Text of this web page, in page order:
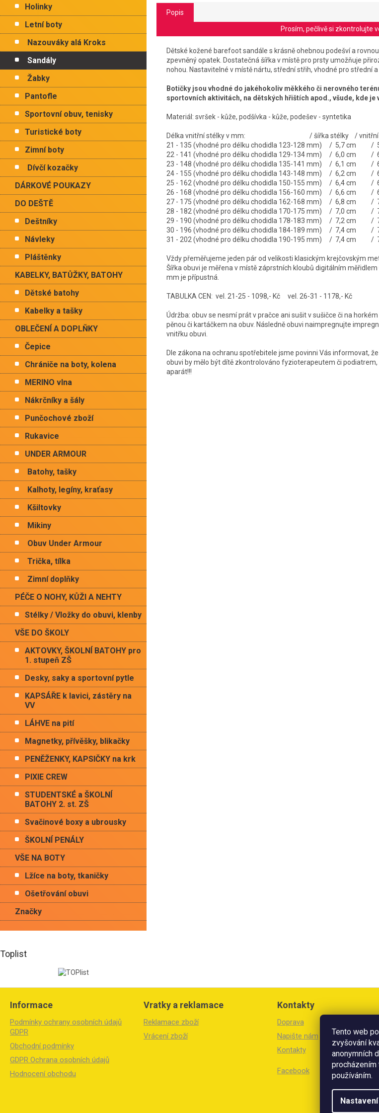
Tento web
zvyšování
anonymních
procházením
používáním.
Nastavení
Holinky
Letní boty
Nazouváky alá Kroks
Sandály
Žabky
Pantofle
Sportovní obuv, tenisky
Turistické boty
Zimní boty
Dívčí kozačky
DÁRKOVÉ POUKAZY
DO DEŠTĚ
Deštníky
Návleky
Pláštěnky
KABELKY, BATŮŽKY, BATOHY
Dětské batohy
Kabelky a tašky
OBLEČENÍ A DOPLŇKY
Čepice
Chrániče na boty, kolena
MERINO vlna
Nákrčníky a šály
Punčochové zboží
Rukavice
UNDER ARMOUR
Batohy, tašky
Kalhoty, legíny, kraťasy
Kšiltovky
Mikiny
Obuv Under Armour
Trička, tílka
Zimní doplňky
PÉČE O NOHY, KŮŽI A NEHTY
Stélky / Vložky do obuvi, klenby
VŠE DO ŠKOLY
AKTOVKY, ŠKOLNÍ BATOHY pro
1. stupeň ZŠ
Desky, saky a sportovní pytle
KAPSÁŘE k lavici, zástěry na
VV
LÁHVE na pití
Magnetky, přívěšky, blikačky
PENĚŽENKY, KAPSIČKY na krk
PIXIE CREW
STUDENTSKÉ a ŠKOLNÍ
BATOHY 2. st. ZŠ
Svačinové boxy a ubrousky
ŠKOLNÍ PENÁLY
VŠE NA BOTY
Lžíce na boty, tkaničky
Ošetřování obuvi
Značky
Toplist
Popis
Prosím, pečlivě si zkontrolujte
Dětské kožené barefoot sandále s krásně ohebnou podešví a
zpevněný opatek. Dostatečná šířka v místě pro prstyumožňuje
nohou. Nastavitelné v místě nártu, střední střih, vhodné pro střední a
Botičky jsou vhodné do jakéhokoliv měkkého či nerovného
sportovních aktivitách, na dětských hřištích apod., všude, kde je
Materiál: svršek - kůže, podšívka - kůže, podešev - syntetika
Délka vnitřní stélky v mm: / šířka stélky / vnitřní
21 - 135 (vhodné pro délku chodidla 123-128 mm) / 5,7 cm /
22 - 141 (vhodné pro délku chodidla 129-134 mm) / 6,0 cm /
23 - 148 (vhodné pro délku chodidla 135-141 mm) / 6,1 cm /
24 - 155 (vhodné pro délku chodidla 143-148 mm) / 6,2 cm /
25 - 162 (vhodné pro délku chodidla 150-155 mm) / 6,4 cm /
26 - 168 (vhodné pro délku chodidla 156-160 mm) / 6,6 cm /
27 - 175 (vhodné pro délku chodidla 162-168 mm) / 6,8 cm /
28 - 182 (vhodné pro délku chodidla 170-175 mm) / 7,0 cm /
29 - 190 (vhodné pro délku chodidla 178-183 mm) / 7,2 cm /
30 - 196 (vhodné pro délku chodidla 184-189 mm) / 7,4 cm /
31 - 202 (vhodné pro délku chodidla 190-195 mm) / 7,4 cm /
Vždy přeměřujeme jeden pár od velikosti klasickým krejčovským
Šířka obuvi je měřena v místě záprstních kloubů digitálním měřidlem
mm je přípustná.
TABULKA CEN: vel. 21-25 - 1098,- Kč vel. 26-31 - 1178,- Kč
Údržba: obuv se nesmí prát v pračce ani sušit v sušičce či na
pěnou či kartáčkem na obuv. Následně obuvi naimpregnujte
vnitřku obuvi.
Dle zákona na ochranu spotřebitele jsme povinni Vás informovat,
obuvi by mělo být dítě zkontrolováno fyzioterapeutem či
aparát!!!
Z
Informace
Podmínky ochrany osobních údajů
GDPR
Obchodní podmínky
GDPR Ochrana osobních údajů
Hodnocení obchodu
Vratky a reklamace
Reklamace zboží
Vrácení zboží
Kontakty
Doprava
Napište nám
Kontakty
Facebook